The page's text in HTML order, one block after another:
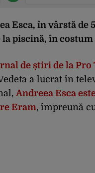
Esca, în vârstă de
piscină, în costum
de știri de la Pro
a lucrat în
Andreea Esca
Eram, împreună